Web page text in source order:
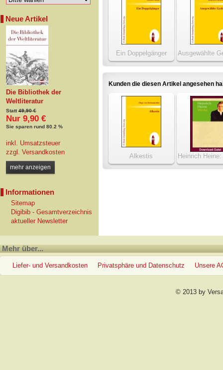
Neue Artikel
Die Bibliothek der
Weltliteratur
Statt49,90 €
Nur 9,90 €
Sie sparen rund 80.2 %
inkl. Umsatzsteuer
zzgl. Versandkosten
mehr anzeigen
Informationen
Sitemap
Digibib - Gesamtverzeichnis
aktueller Newsletter
Ein Doppelgänger Ausgewählte
Kunden die diesen Artikel angesehen
Alkestis Heinrich
Mehr über...
Liefer- und Versandkosten Privatsphäre und Datenschutz Unsere
© 2013 by